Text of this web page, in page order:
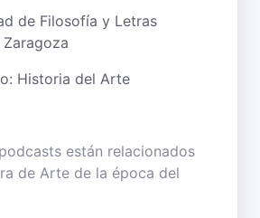
de Filosofía y Letras
Historia del Arte
están relacionados
de Arte de la época del